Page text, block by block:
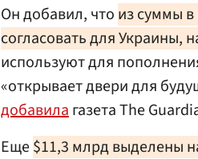
Он добавил, что из суммы
согласовать для
используют для
«открывает двери для
добавилагазета The
Еще$11,3 млрд выделены